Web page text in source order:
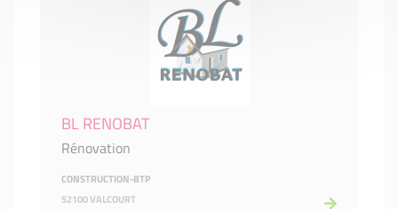
BL RENOBAT
Rénovation
CONSTRUCTION-BTP
52100 VALCOURT